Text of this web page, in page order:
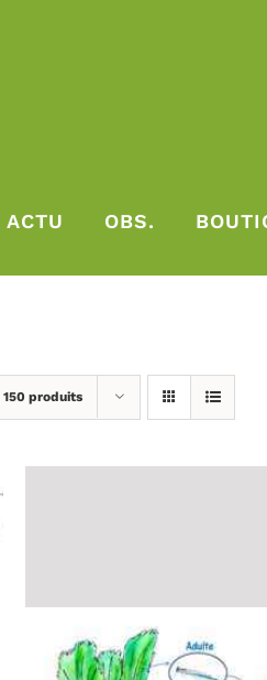
ACTU OBS.
150 produits